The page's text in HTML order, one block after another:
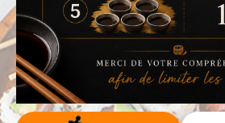
VOS AVIS
MENTIONS LÉGALES
C.G.V